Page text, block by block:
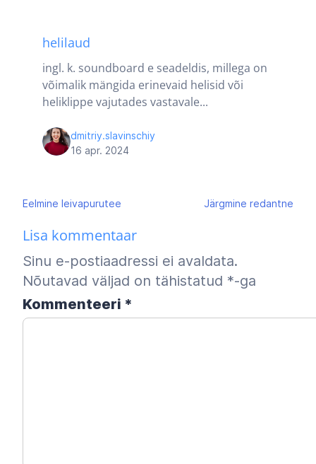
helilaud
ingl. k. soundboard e seadeldis, millega on
võimalik mängida erinevaid helisid või
heliklippe vajutades vastavale...
dmitriy.slavinschiy
16 apr. 2024
Navigeerimine
Eelmine leivapurutee Järgmine redantne
Lisa kommentaar
Sinu e-postiaadressi ei avaldata.
Nõutavad väljad on tähistatud *-ga
Kommenteeri *